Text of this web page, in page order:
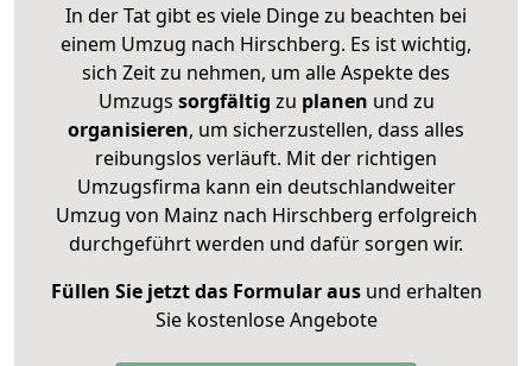
In der Tat gibt es viele Dinge zu beachten bei
einem Umzug nach Hirschberg. Es ist wichtig,
sich Zeit zu nehmen, um alle Aspekte des
Umzugs sorgfältig zu planen und zu
organisieren, um sicherzustellen, dass alles
reibungslos verläuft. Mit der richtigen
Umzugsfirma kann ein deutschlandweiter
Umzug von Mainz nach Hirschberg erfolgreich
durchgeführt werden und dafür sorgen wir.
Füllen Sie jetzt das Formular ausund erhalten
Sie kostenlose Angebote